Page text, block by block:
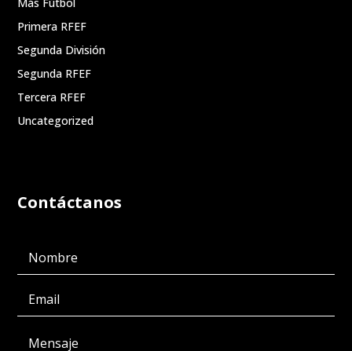
Primera RFEF
Segunda División
Segunda RFEF
Tercera RFEF
Uncategorized
Contáctanos